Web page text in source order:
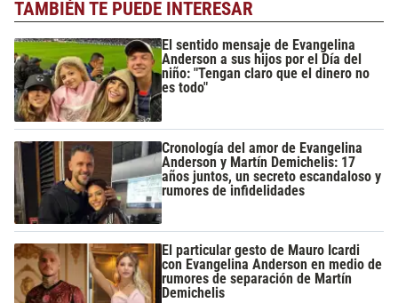
TAMBIÉN TE PUEDE INTERESAR
El sentido mensaje de Evangelina
Anderson a sus hijos por el Día del
niño: "Tengan claro que el dinero no
es todo"
Cronología del amor de Evangelina
Anderson y Martín Demichelis: 17
años juntos, un secreto escandaloso y
rumores de infidelidades
El particular gesto de Mauro Icardi
con Evangelina Anderson en medio de
rumores de separación de Martín
Demichelis